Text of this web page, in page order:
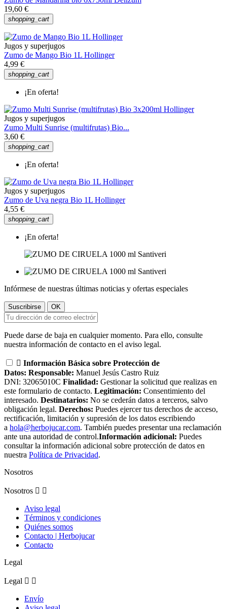
19,60 €
shopping_cart
Jugos y superjugos
Zumo de Mango Bio 1L Hollinger
4,99 €
shopping_cart
¡En oferta!
Jugos y superjugos
Zumo Multi Sunrise (multifrutas) Bio...
3,60 €
shopping_cart
¡En oferta!
Jugos y superjugos
Zumo de Uva negra Bio 1L Hollinger
4,55 €
shopping_cart
¡En oferta!
Infórmese de nuestras últimas noticias y ofertas especiales
Puede darse de baja en cualquier momento. Para ello, consulte
nuestra información de contacto en el aviso legal.
 Información Básica sobre Protección de
Datos: Responsable: Manuel Jesús Castro Ruiz
DNI: 32065010C Finalidad: Gestionar la solicitud que realizas en
este formulario de contacto. Legitimación: Consentimiento del
interesado. Destinatarios: No se cederán datos a terceros, salvo
obligación legal. Derechos: Puedes ejercer tus derechos de acceso,
rectificación, limitación y supresión de los datos escribiendo
a hola@herbojucar.com. También puedes presentar una reclamación
ante una autoridad de control.Información adicional: Puedes
consultar la información adicional sobre protección de datos en
nuestra Política de Privacidad.
Nosotros
Nosotros  
Aviso legal
Términos y condiciones
Quiénes somos
Contacto | Herbojucar
Contacto
Legal
Legal  
Envío